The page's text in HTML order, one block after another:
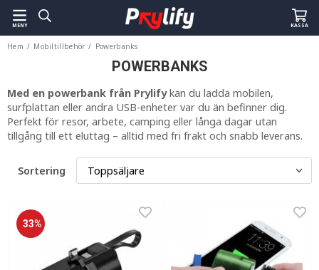
MENY KASSA
Hem / Mobiltillbehör / Powerbanks
POWERBANKS
Med en powerbank från Prylifykan du ladda mobilen,
surfplattan eller andra USB-enheter var du än befinner dig.
Perfekt för resor, arbete, camping eller långa dagar utan
tillgång till ett eluttag – alltid med fri frakt och snabb leverans.
Sortering
33%